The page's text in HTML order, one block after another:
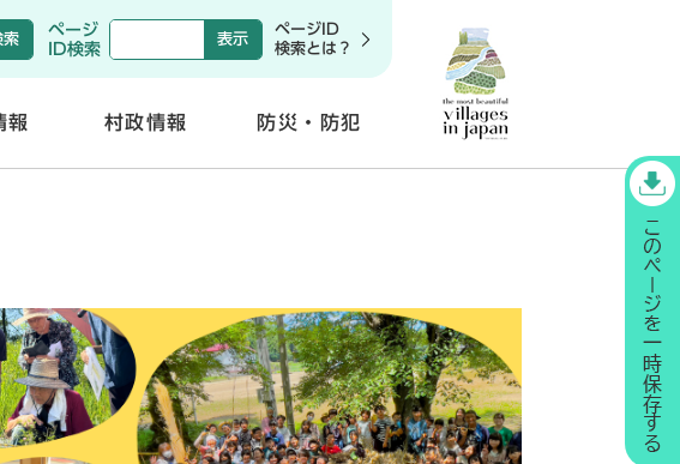
ページ
ID検索
ページID
検索とは？
報 村政情報 防災・防犯